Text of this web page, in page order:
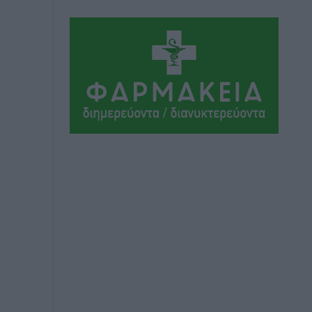
Ιάλυσος Β’: Νωρίς νωρίς μπήκαν στα
βάσανα της προετοιμασίας
πριν 12 ώρες
Εθνικός Αρχίπολης: Μεγάλο βήμα
προόδου η ίδρυση Ακαδημίας